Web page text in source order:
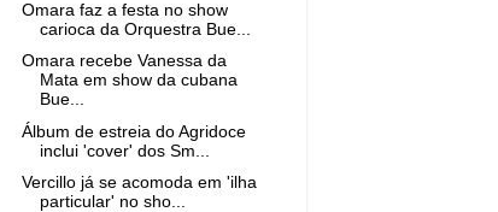
Omara faz a festa no show
carioca da Orquestra Bue...
Omara recebe Vanessa da
Mata em show da cubana
Bue...
Álbum de estreia do Agridoce
inclui 'cover' dos Sm...
Vercillo já se acomoda em 'ilha
particular' no sho...